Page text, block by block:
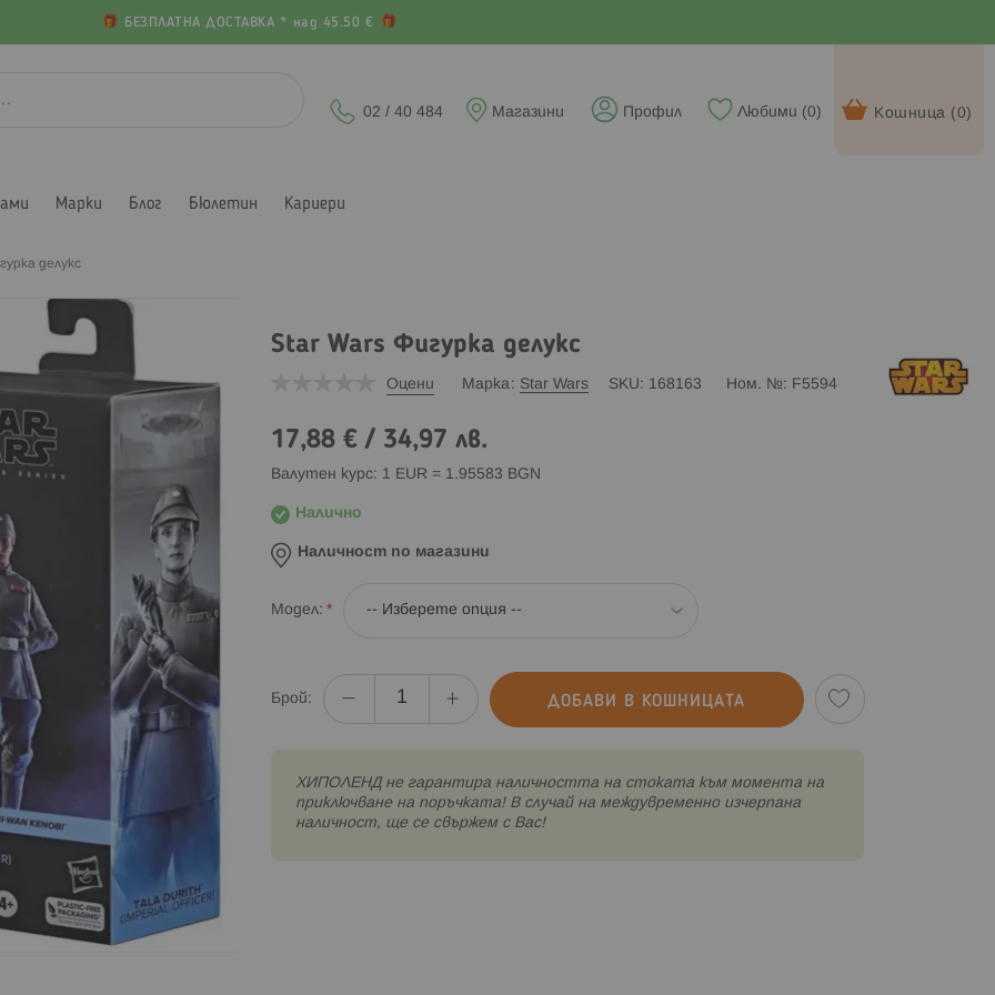
БЕЗПЛАТНА ДОСТАВКА * над 45.50 €
Кошница (0)
Любими (0)
Профил
Магазини
02 / 40 484
Марки Блог Бюлетин Кариери
делукс
Star Wars Фигурка делукс
Оцени Марка Star Wars SKU 168163 Ном. № F5594
17,88 €/ 34,97 лв.
Валутен курс: 1 EUR = 1.95583 BGN
Налично
Наличност по магазини
Модел
Брой: ДОБАВИ В КОШНИЦАТА
XИПОЛЕНД не гарантира наличността на стоката към момента на
приключване на поръчката! В случай на междувременно изчерпана
наличност, ще се свържем с Вас!